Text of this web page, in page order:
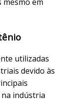
utilizadas
devido às
indústria